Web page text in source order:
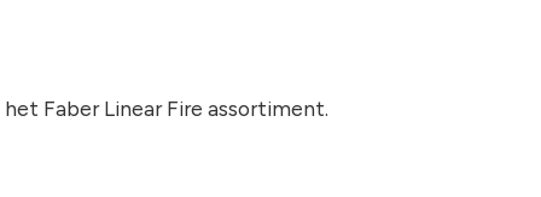
Faber Linear Fire assortiment.